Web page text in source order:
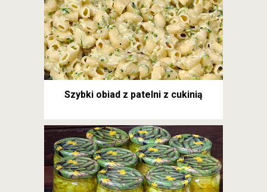
Szybki obiad z patelni z cukinią